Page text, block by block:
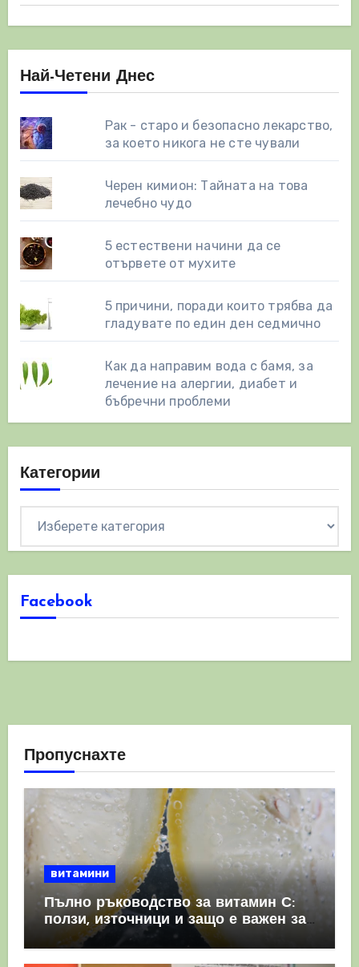
Най-Четени Днес
Рак - старо и безопасно лекарство,
за което никога не сте чували
Черен кимион: Тайната на това
лечебно чудо
5 естествени начини да се
отървете от мухите
5 причини, поради които трябва да
гладувате по един ден седмично
Как да направим вода с бамя, за
лечение на алергии, диабет и
бъбречни проблеми
Категории
Facebook
Пропуснахте
витамини
Пълно ръководство за витамин С:
ползи, източници и защо е важен за
имунната система